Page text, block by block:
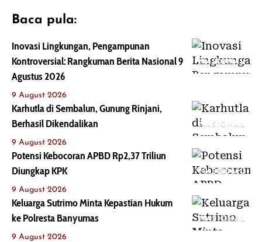
Baca pula:
NASIONAL
Inovasi Lingkungan, Pengampunan
Kontroversial: Rangkuman Berita Nasional 9
Agustus 2026
9 August 2026
NASIONAL
Karhutla di Sembalun, Gunung Rinjani,
Berhasil Dikendalikan
9 August 2026
NASIONAL
Potensi Kebocoran APBD Rp2,37 Triliun
Diungkap KPK
9 August 2026
NASIONAL
Keluarga Sutrimo Minta Kepastian Hukum
ke Polresta Banyumas
9 August 2026